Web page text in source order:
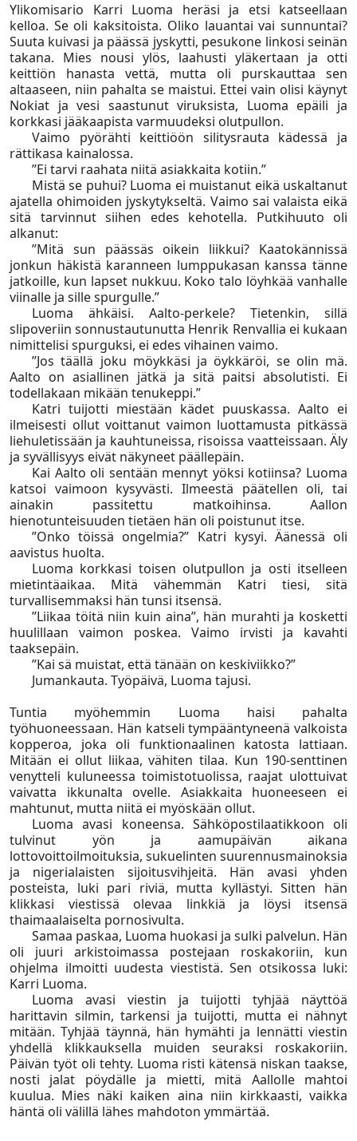
Ylikomisario Karri Luoma heräsi ja etsi katseellaan
kelloa. Se oli kaksitoista. Oliko lauantai vai sunnuntai?
Suuta kuivasi ja päässä jyskytti, pesukone linkosi seinän
takana. Mies nousi ylös, laahusti yläkertaan ja otti
keittiön hanasta vettä, mutta oli purskauttaa sen
altaaseen, niin pahalta se maistui. Ettei vain olisi käynyt
Nokiat ja vesi saastunut viruksista, Luoma epäili ja
korkkasi jääkaapista varmuudeksi olutpullon.
Vaimo pyörähti keittiöön silitysrauta kädessä ja
rättikasa kainalossa.
”Ei tarvi raahata niitä asiakkaita kotiin.”
Mistä se puhui? Luoma ei muistanut eikä uskaltanut
ajatella ohimoiden jyskytykseltä. Vaimo sai valaista eikä
sitä tarvinnut siihen edes kehotella. Putkihuuto oli
alkanut:
”Mitä sun päässäs oikein liikkui? Kaatokännissä
jonkun häkistä karanneen lumppukasan kanssa tänne
jatkoille, kun lapset nukkuu. Koko talo löyhkää vanhalle
viinalle ja sille spurgulle.”
Luoma ähkäisi. Aalto-perkele? Tietenkin, sillä
slipoveriin sonnustautunutta Henrik Renvallia ei kukaan
nimittelisi spurguksi, ei edes vihainen vaimo.
”Jos täällä joku möykkäsi ja öykkäröi, se olin mä.
Aalto on asiallinen jätkä ja sitä paitsi absolutisti. Ei
todellakaan mikään tenukeppi.”
Katri tuijotti miestään kädet puuskassa. Aalto ei
ilmeisesti ollut voittanut vaimon luottamusta pitkässä
liehuletissään ja kauhtuneissa, risoissa vaatteissaan. Äly
ja syvällisyys eivät näkyneet päällepäin.
Kai Aalto oli sentään mennyt yöksi kotiinsa? Luoma
katsoi vaimoon kysyvästi. Ilmeestä päätellen oli, tai
ainakin passitettu matkoihinsa. Aallon
hienotunteisuuden tietäen hän oli poistunut itse.
”Onko töissä ongelmia?” Katri kysyi. Äänessä oli
aavistus huolta.
Luoma korkkasi toisen olutpullon ja osti itselleen
mietintäaikaa. Mitä vähemmän Katri tiesi, sitä
turvallisemmaksi hän tunsi itsensä.
”Liikaa töitä niin kuin aina”, hän murahti ja kosketti
huulillaan vaimon poskea. Vaimo irvisti ja kavahti
taaksepäin.
”Kai sä muistat, että tänään on keskiviikko?”
Jumankauta. Työpäivä, Luoma tajusi.
Tuntia myöhemmin Luoma haisi pahalta
työhuoneessaan. Hän katseli tympääntyneenä valkoista
kopperoa, joka oli funktionaalinen katosta lattiaan.
Mitään ei ollut liikaa, vähiten tilaa. Kun 190-senttinen
venytteli kuluneessa toimistotuolissa, raajat ulottuivat
vaivatta ikkunalta ovelle. Asiakkaita huoneeseen ei
mahtunut, mutta niitä ei myöskään ollut.
Luoma avasi koneensa. Sähköpostilaatikkoon oli
tulvi­nut yön ja aamupäivän aikana
lottovoittoilmoituksia, sukuelinten suurennusmainoksia
ja nigerialaisten sijoitusvihjeitä. Hän avasi yhden
posteista, luki pari riviä, mutta kyllästyi. Sitten hän
klikkasi viestissä olevaa linkkiä ja löysi itsensä
thaimaalaiselta pornosivulta.
Samaa paskaa, Luoma huokasi ja sulki palvelun. Hän
oli juuri arkistoimassa postejaan roskakoriin, kun
ohjelma ilmoitti uudesta viestistä. Sen otsikossa luki:
Karri Luoma.
Luoma avasi viestin ja tuijotti tyhjää näyttöä
harittavin silmin, tarkensi ja tuijotti, mutta ei nähnyt
mitään. Tyhjää täynnä, hän hymähti ja lennätti viestin
yhdellä klikkauksella muiden seuraksi roskakoriin.
Päivän työt oli tehty. Luoma risti kätensä niskan taakse,
nosti jalat pöydälle ja mietti, mitä Aallolle mahtoi
kuulua. Mies näki kaiken aina niin kirkkaasti, vaikka
häntä oli välillä lähes mahdoton ymmärtää.